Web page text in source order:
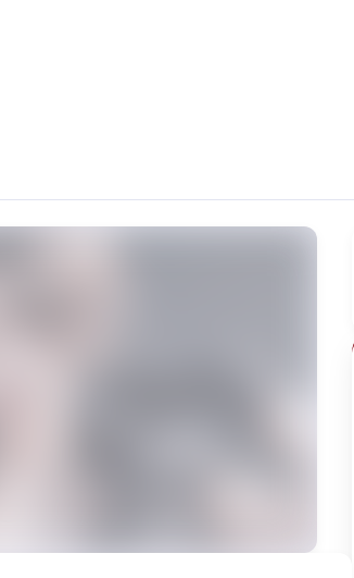
Voice Model on MiaoYin. Tags: rvc, 下载, 唱
惜的是并不支持聊天，要不然会很奇怪，